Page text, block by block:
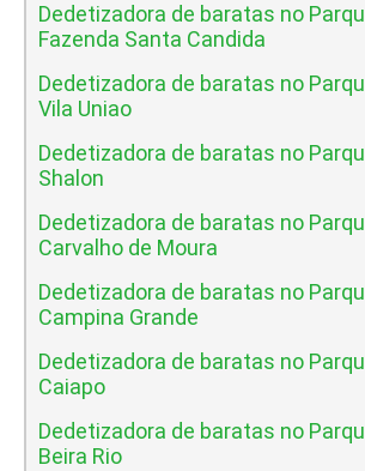
Dedetizadora de baratas no
Fazenda Santa Candida
Dedetizadora de baratas no
Vila Uniao
Dedetizadora de baratas no
Shalon
Dedetizadora de baratas no
Carvalho de Moura
Dedetizadora de baratas no
Campina Grande
Dedetizadora de baratas no
Caiapo
Dedetizadora de baratas no
Beira Rio